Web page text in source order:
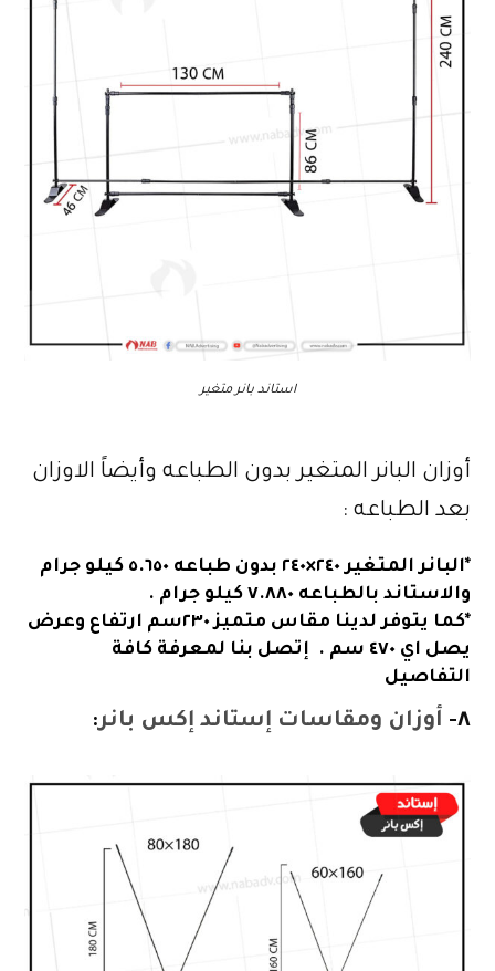
استاند بانر متغير
أوزان البانر المتغير بدون الطباعه وأيضاً الاوزان
بعد الطباعه :
*البانر المتغير ٢٤٠×٢٤٠ بدون طباعه ٥.٦٥٠ كيلو جرام
والاستاند بالطباعه ٧.٨٨٠ كيلو جرام .
*كما يتوفر لدينا مقاس متميز ٢٣٠سم ارتفاع وعرض
يصل اي ٤٧٠ سم . إتصل بنا لمعرفة كافة
التفاصيل
٨- أوزان ومقاسات إستاند إكس بانر: